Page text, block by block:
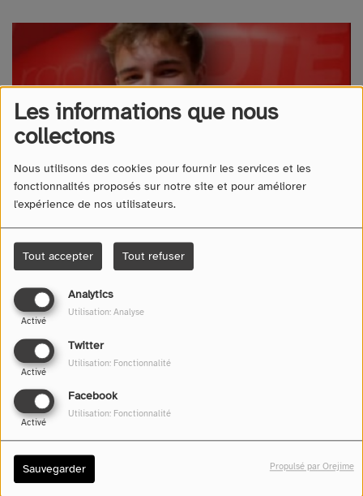
Les informations que nous
collectons
Nous utilisons des cookies pour fournir les services et les
fonctionnalités proposés sur notre site et pour améliorer
l'expérience de nos utilisateurs.
Tout accepter Tout refuser
Analytics
Activé
Utilisation: Analyse
Twitter
Activé
Utilisation: Fonctionnalité
Facebook
Activé
Utilisation: Fonctionnalité
Sauvegarder Propulsé par Orejime
26 janvier 2026 -
Écouter le podcast